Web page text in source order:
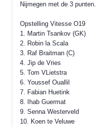
Nijmegen met de 3 punten.
Opstelling Vitesse O19
1. Martin Tsankov (GK)
2. Robin la Scala
3. Raf Braitman (C)
4. Jip de Vries
5. Tom VLietstra
6. Youssef Ouallil
7. Fabian Huetink
8. Ihab Guermat
9. Senna Westerveld
10. Koen te Veluwe